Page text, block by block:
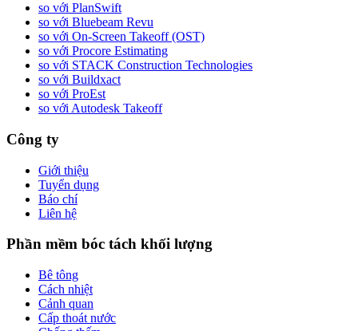
so với PlanSwift
so với Bluebeam Revu
so với On-Screen Takeoff (OST)
so với Procore Estimating
so với STACK Construction Technologies
so với Buildxact
so với ProEst
so với Autodesk Takeoff
Công ty
Giới thiệu
Tuyển dụng
Báo chí
Liên hệ
Phần mềm bóc tách khối lượng
Bê tông
Cách nhiệt
Cảnh quan
Cấp thoát nước